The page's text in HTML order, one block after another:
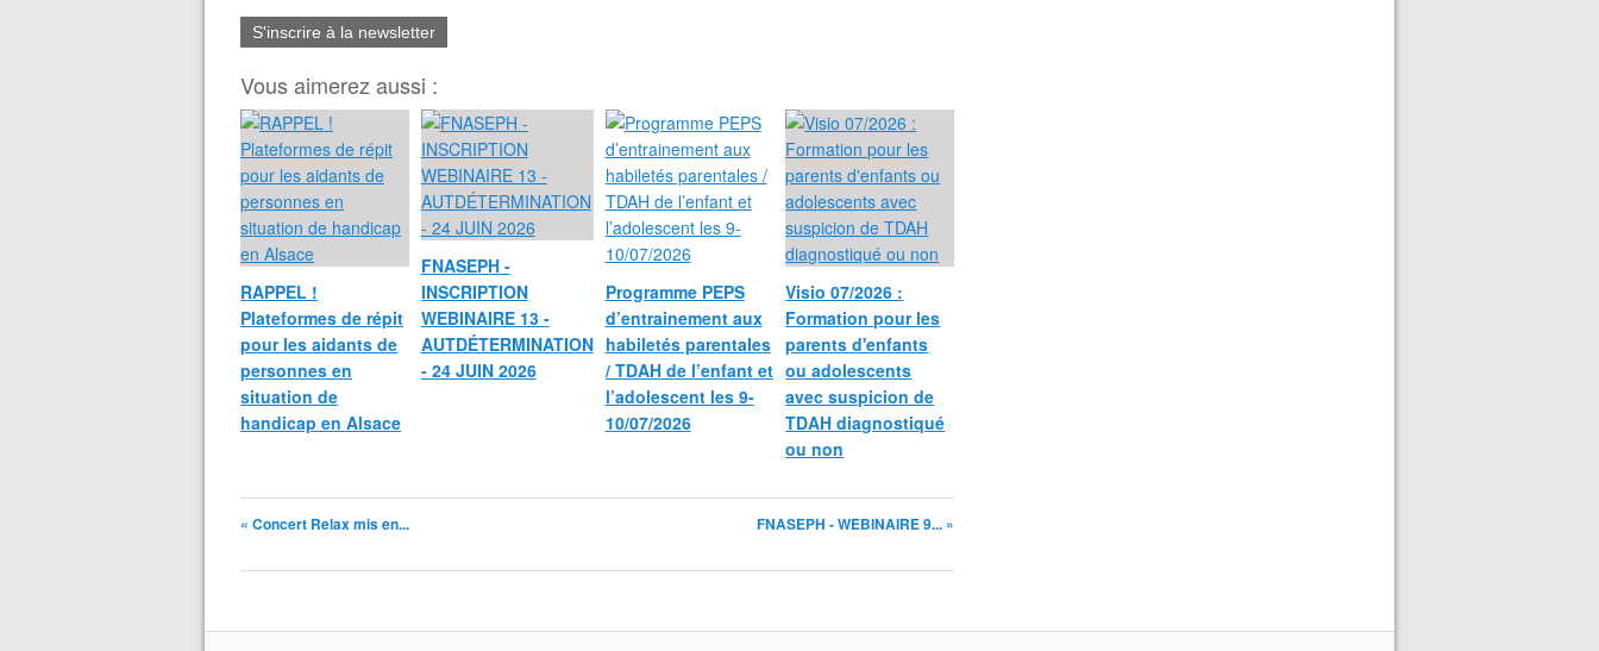
S'inscrire à la newsletter
Vous aimerez aussi :
RAPPEL !
Plateformes de répit
pour les aidants de
personnes en
situation de
handicap en Alsace
FNASEPH -
INSCRIPTION
WEBINAIRE 13 -
AUTDÉTERMINATION
- 24 JUIN 2026
Programme PEPS
d’entrainement aux
habiletés parentales
/ TDAH de l’enfant et
l’adolescent les 9-
10/07/2026
Visio 07/2026 :
Formation pour les
parents d'enfants
ou adolescents
avec suspicion de
TDAH diagnostiqué
ou non
« Concert Relax mis en... FNASEPH - WEBINAIRE 9... »